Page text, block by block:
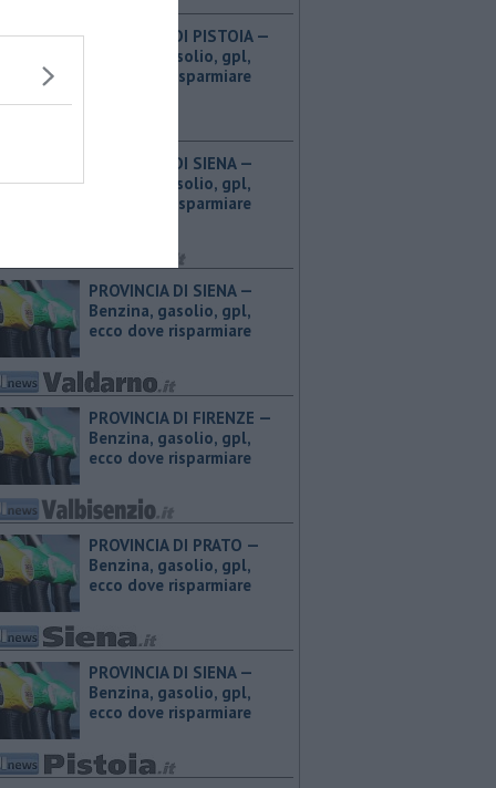
PROVINCIA DI PISTOIA — ​
Benzina, gasolio, gpl,
ecco dove risparmiare
PROVINCIA DI SIENA — ​
Benzina, gasolio, gpl,
ecco dove risparmiare
PROVINCIA DI SIENA — ​
Benzina, gasolio, gpl,
ecco dove risparmiare
PROVINCIA DI FIRENZE — ​
Benzina, gasolio, gpl,
ecco dove risparmiare
PROVINCIA DI PRATO — ​
Benzina, gasolio, gpl,
ecco dove risparmiare
PROVINCIA DI SIENA — ​
Benzina, gasolio, gpl,
ecco dove risparmiare